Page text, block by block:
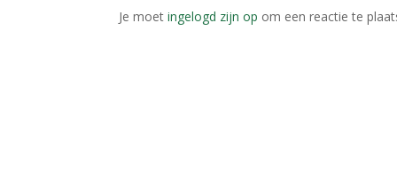
Je moetingelogd zijn op om een reactie te